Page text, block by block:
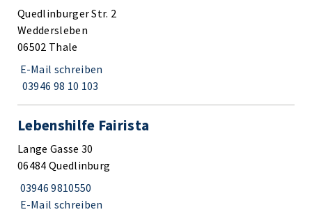
Quedlinburger Str. 2
Weddersleben
06502 Thale
E-Mail schreiben
03946 98 10 103
Lebenshilfe Fairista
Lange Gasse 30
06484 Quedlinburg
03946 9810550
E-Mail schreiben